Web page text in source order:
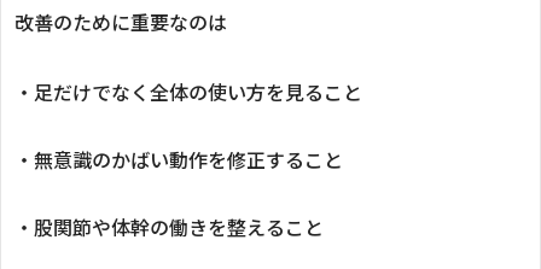
改善のために重要なのは
・足だけでなく全体の使い方を見ること
・無意識のかばい動作を修正すること
・股関節や体幹の働きを整えること